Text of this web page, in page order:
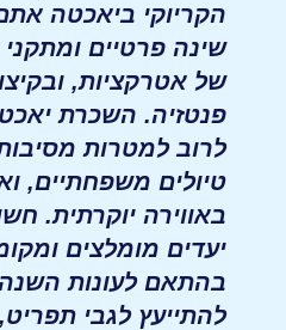
הקריוקי ביאכטה
שינה פרטיים ומתקני
של אטרקציות,
פנטזיה. השכרת
לרוב למטרות
טיולים משפחתיים,
באווירה יוקרתית.
יעדים מומלצים
בהתאם לעונות
להתייעץ לגבי